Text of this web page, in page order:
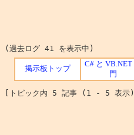
(過去ログ 41 を表示中)
掲示板トップ
C# と VB.NET
門
[トピック内 5 記事 (1 - 5 表